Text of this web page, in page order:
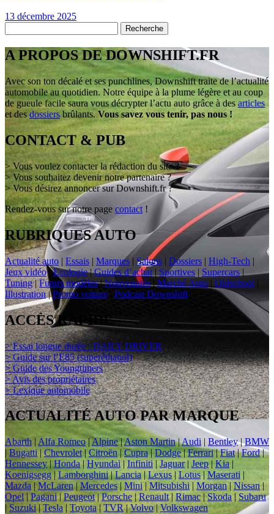
13 décembre 2025
A PROPOS DE DOWNSHIFT.FR
Avec son ton décalé et ses punchlines, Downshift traite de l’actualité
automobile au quotidien. Notre équipe à la plume légère et au coup
de gueule facile saura vous décrypter l’actu auto grâce à des articles
et des dossiers brûlants. Vous savez vous tenir, pas nous !
CONTACT & PUB
> Vous voulez contacter la rédaction du site ?
> Vous souhaitez devenir notre partenaire ?
> Vous désirez annoncer sur Downshift.fr ?
Rendez-vous sur notre page contact !
RUBRIQUES AUTO
Actualité auto | Essais | Marques |Salons | Dossiers | High-Tech |
Jeux vidéo|Ecologie|Guides d’achat | Sportives | Supercars |
Tuning|Futurs modèles|Nouveautés|Marché Auto | Oldschool |
Illustration|Promo voiture Podcast Downshift
ACCÈS RAPIDE
> Essai longue durée : DAILY DRIVER
> Guide sur l’E85 (superéthanol)
> Guide des Youngtimers
> Avis des propriétaires
> Lexique automobile
ACTUALITÉ AUTO PAR MARQUE
Abarth | Alfa Romeo|Alpine|Aston Martin|Audi | Bentley|BMW
| Bugatti|Chevrolet|Citroën |Cupra | Dodge|Ferrari|Fiat|Ford|
Hennessey| Honda| Hyundai |Infiniti | Jaguar| Jeep|Kia |
Koenigsegg|Lamborghini|Lancia|Lexus | Lotus| Maserati |
Mazda |McLaren|Mercedes | Mini | Mitsubishi | Morgan|Nissan|
Opel | Pagani|Peugeot|Porsche | Renault| Rimac|Skoda | Subaru
| Suzuki|Tesla| Toyota | TVR|Volvo|Volkswagen